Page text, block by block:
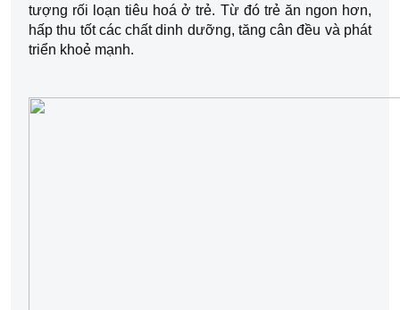
tượng rối loạn tiêu hoá ở trẻ. Từ đó trẻ ăn ngon hơn,
hấp thu tốt các chất dinh dưỡng, tăng cân đều và phát
triển khoẻ mạnh.